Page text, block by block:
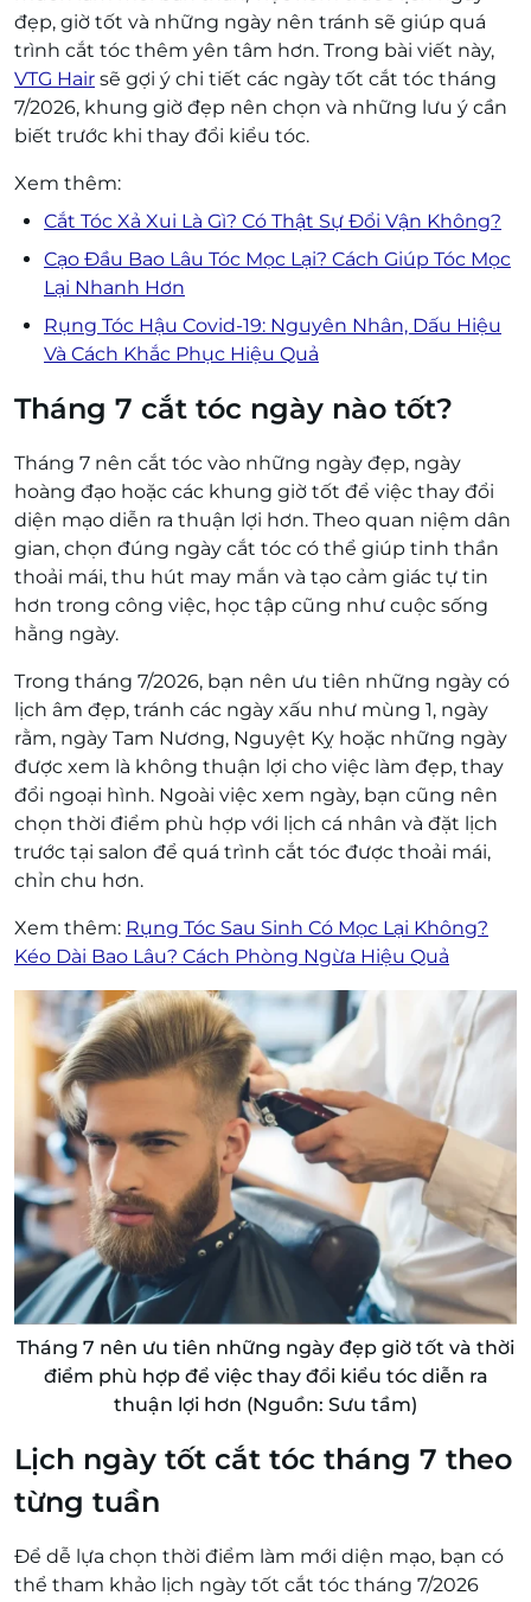
đẹp, giờ tốt và những ngày nên tránh sẽ giúp quá
trình cắt tóc thêm yên tâm hơn. Trong bài viết này,
VTG Hair sẽ gợi ý chi tiết các ngày tốt cắt tóc tháng
7/2026, khung giờ đẹp nên chọn và những lưu ý cần
biết trước khi thay đổi kiểu tóc.
Xem thêm:
Cắt Tóc Xả Xui Là Gì? Có Thật Sự Đổi Vận Không?
Cạo Đầu Bao Lâu Tóc Mọc Lại? Cách Giúp Tóc Mọc
Lại Nhanh Hơn
Rụng Tóc Hậu Covid-19: Nguyên Nhân, Dấu Hiệu
Và Cách Khắc Phục Hiệu Quả
Tháng 7 cắt tóc ngày nào tốt?
Tháng 7 nên cắt tóc vào những ngày đẹp, ngày
hoàng đạo hoặc các khung giờ tốt để việc thay đổi
diện mạo diễn ra thuận lợi hơn. Theo quan niệm dân
gian, chọn đúng ngày cắt tóc có thể giúp tinh thần
thoải mái, thu hút may mắn và tạo cảm giác tự tin
hơn trong công việc, học tập cũng như cuộc sống
hằng ngày.
Trong tháng 7/2026, bạn nên ưu tiên những ngày có
lịch âm đẹp, tránh các ngày xấu như mùng 1, ngày
rằm, ngày Tam Nương, Nguyệt Kỵ hoặc những ngày
được xem là không thuận lợi cho việc làm đẹp, thay
đổi ngoại hình. Ngoài việc xem ngày, bạn cũng nên
chọn thời điểm phù hợp với lịch cá nhân và đặt lịch
trước tại salon để quá trình cắt tóc được thoải mái,
chỉn chu hơn.
Xem thêm: Rụng Tóc Sau Sinh Có Mọc Lại Không?
Kéo Dài Bao Lâu? Cách Phòng Ngừa Hiệu Quả
Tháng 7 nên ưu tiên những ngày đẹp giờ tốt và thời
điểm phù hợp để việc thay đổi kiểu tóc diễn ra
thuận lợi hơn (Nguồn: Sưu tầm)
Lịch ngày tốt cắt tóc tháng 7 theo
từng tuần
Để dễ lựa chọn thời điểm làm mới diện mạo, bạn có
thể tham khảo lịch ngày tốt cắt tóc tháng 7/2026